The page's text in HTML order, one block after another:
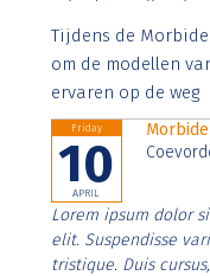
interdum nulla, ut
Aenean faucibus
imperdiet. Nunc ut
Tijdens de
om de modellen
ervaren op de weg
Friday
10
APRIL
Lorem ipsum dolor
elit. Suspendisse
tristique. Duis